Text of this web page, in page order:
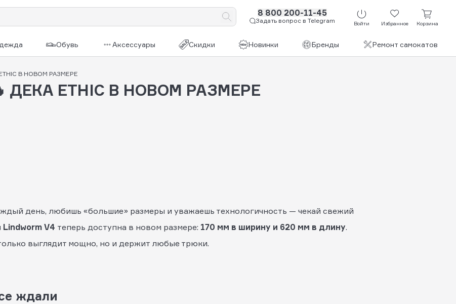
8 800 200-11-45
Задать вопрос в Telegram Войти Избранное Корзина
Обувь Аксессуары Скидки Новинки Бренды Ремонт самокатов
В НОВОМ РАЗМЕРЕ
ДЕКА ETHIC В НОВОМ РАЗМЕРЕ
день, любишь «большие» размеры и уважаешь технологичность — чекай свежий
Lindworm V4 теперь доступна в новом размере: 170 мм в ширину и 620 мм в длину.
выглядит мощно, но и держит любые трюки.
ждали